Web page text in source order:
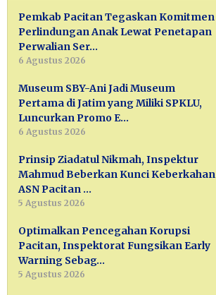
Pemkab Pacitan Tegaskan Komitmen
Perlindungan Anak Lewat Penetapan
Perwalian Ser…
6 Agustus 2026
Museum SBY-Ani Jadi Museum
Pertama di Jatim yang Miliki SPKLU,
Luncurkan Promo E…
6 Agustus 2026
Prinsip Ziadatul Nikmah, Inspektur
Mahmud Beberkan Kunci Keberkahan
ASN Pacitan …
5 Agustus 2026
Optimalkan Pencegahan Korupsi
Pacitan, Inspektorat Fungsikan Early
Warning Sebag…
5 Agustus 2026